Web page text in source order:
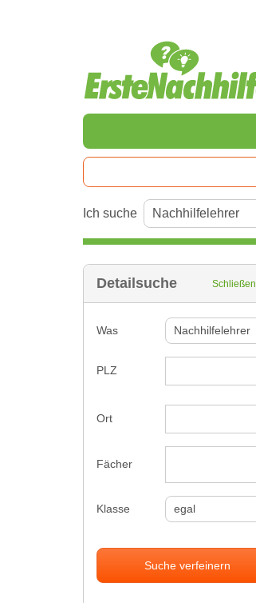
Ich suche
Detailsuche Schließen
Was
PLZ
Ort
Fächer
Klasse
Suche verfeinern